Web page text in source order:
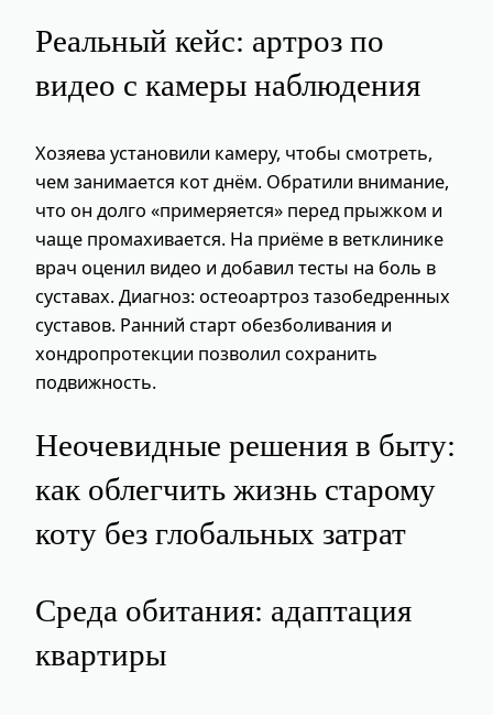
Реальный кейс: артроз по
видео с камеры наблюдения
Хозяева установили камеру, чтобы смотреть,
чем занимается кот днём. Обратили внимание,
что он долго «примеряется» перед прыжком и
чаще промахивается. На приёме в ветклинике
врач оценил видео и добавил тесты на боль в
суставах. Диагноз: остеоартроз тазобедренных
суставов. Ранний старт обезболивания и
хондропротекции позволил сохранить
подвижность.
Неочевидные решения в быту:
как облегчить жизнь старому
коту без глобальных затрат
Среда обитания: адаптация
квартиры